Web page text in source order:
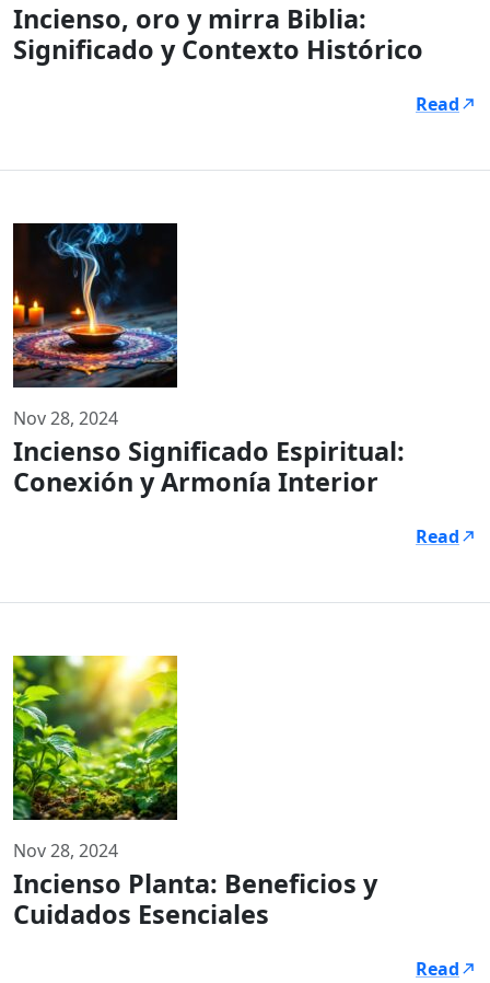
Incienso, oro y mirra Biblia:
Significado y Contexto Histórico
Read
Nov 28, 2024
Incienso Significado Espiritual:
Conexión y Armonía Interior
Read
Nov 28, 2024
Incienso Planta: Beneficios y
Cuidados Esenciales
Read